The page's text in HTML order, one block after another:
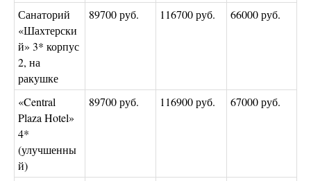
Санаторий
«Шахтерски
й» 3* корпус
2, на
ракушке
89700 руб. 116700 руб. 66000 руб.
«Central
Plaza Hotel»
4*
(улучшенны
й)
89700 руб. 116900 руб. 67000 руб.